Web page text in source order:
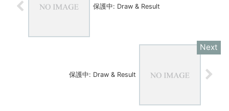
保護中: Draw & Result
保護中: Draw & Result